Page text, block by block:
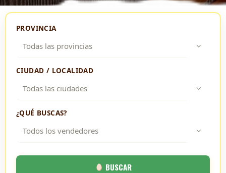
PROVINCIA
CIUDAD / LOCALIDAD
¿QUÉ BUSCAS?
BUSCAR